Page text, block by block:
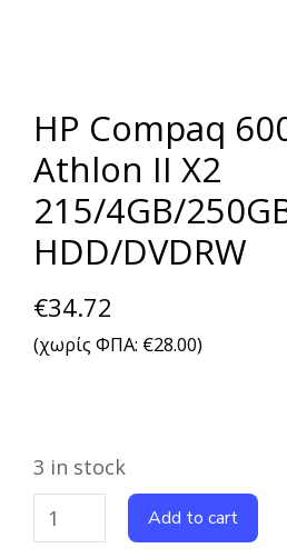
HP Compaq
Athlon II X2
215/4GB/
HDD/DVDRW
€34.72
(χωρίς ΦΠΑ: €28.00)
3 in stock
Add to cart